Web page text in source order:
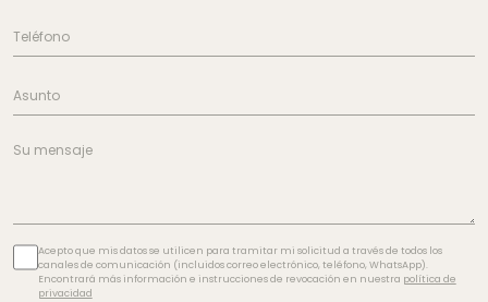
Acepto que mis datos se utilicen para tramitar mi solicitud a través de todos los
canales de comunicación (incluidos correo electrónico, teléfono, WhatsApp).
Encontrará más información e instrucciones de revocación en nuestra política de
privacidad